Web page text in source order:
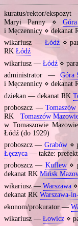
kuratus/rektor/
Maryi Panny ⋄
i Męczennicy ⋄ dekanat
wikariusz — Łódź⋄
RK Łódź
wikariusz — Łódź⋄
administrator —Góra
i Męczennicy ⋄ dekanat
dziekan — dekanat RK
proboszcz —
RK Tomaszów
w Tomaszowie
Łódź (do 1929)
proboszcz —Grabów ⋄
Łęczyca— także: prefekt
proboszcz — Kuflew⋄
dekanat RK Mińsk
wikariusz —Warszawa
dekanat RK
ekonom/prokurator —
wikariusz — Łowicz⋄